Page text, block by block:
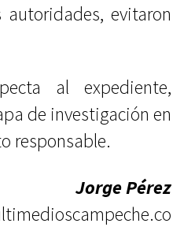
evitaron
al expediente,
de investigación en
responsable.
Jorge Pérez